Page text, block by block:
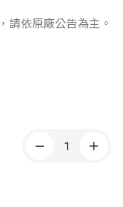
請依原廠公告為主。